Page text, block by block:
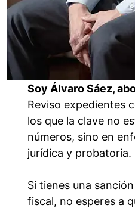
Soy Álvaro Sáez,
Reviso expedientes
los que la clave no
números, sino en
jurídica y probatoria.
Si tienes una
fiscal, no esperes a